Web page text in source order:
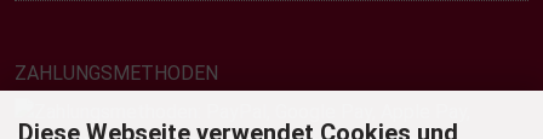
ZAHLUNGSMETHODEN
Diese Webseite verwendet Cookies und